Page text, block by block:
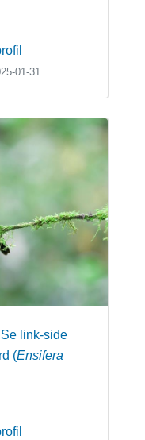
01-31
Se link-side
(Ensifera